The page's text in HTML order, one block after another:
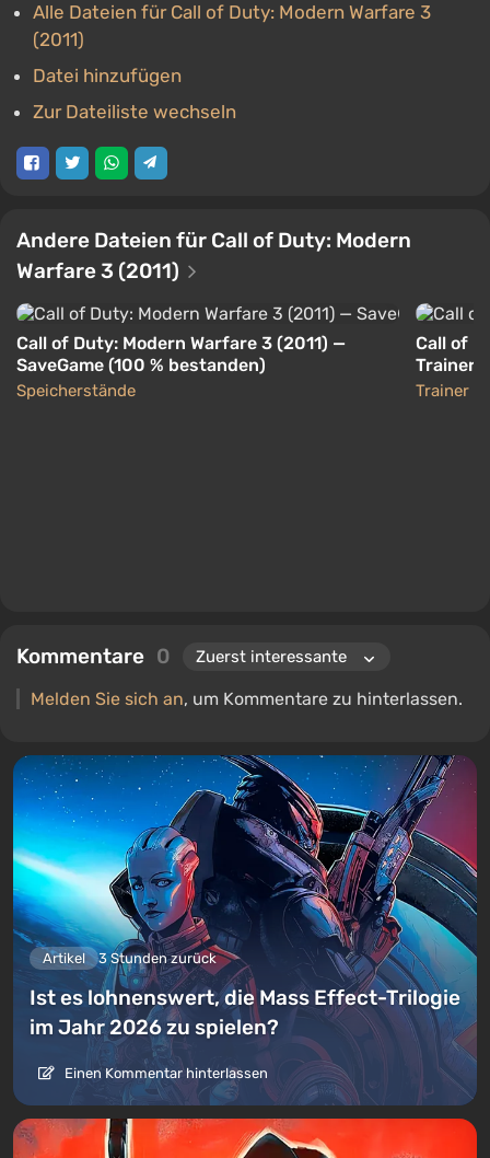
Alle Dateien für Call of Duty: Modern Warfare 3
(2011)
Datei hinzufügen
Zur Dateiliste wechseln
Andere Dateien für Call of Duty: Modern
Warfare 3 (2011)
Call of Duty: Modern Warfare 3 (2011) —
SaveGame (100 % bestanden)
Speicherstände
Call of
Trainer
Trainer
Kommentare 0
Melden Sie sich an, um Kommentare zu hinterlassen.
Artikel 3 Stunden zurück
Ist es lohnenswert, die Mass Effect-Trilogie
im Jahr 2026 zu spielen?
Einen Kommentar hinterlassen